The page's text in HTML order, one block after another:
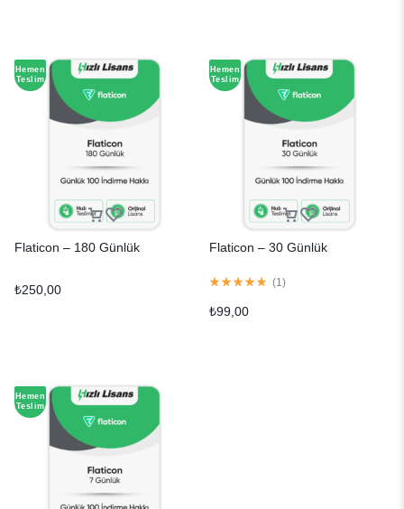
Hemen
Teslim
Flaticon – 180 Günlük
₺250,00
Hemen
Teslim
Flaticon – 30 Günlük
(1 )
₺99,00
Hemen
Teslim